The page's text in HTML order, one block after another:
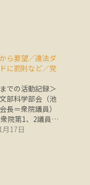
ら要望／違法ダ
に罰則など／党
での活動記録＞
部科学部会（池
長＝衆院議員）
院第1、2議員…
17日